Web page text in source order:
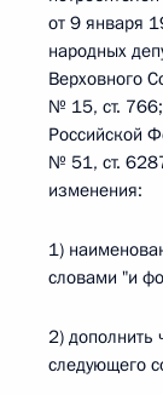
от 9 января
народных
Верховного
№ 15, ст. 766;
Российской
№ 51, ст.
изменения:
1)
словами "и
2) дополнить
следующего